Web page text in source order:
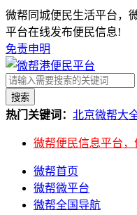
微帮同城便民生活平台，
平台在线发布便民信息!
免责申明
搜索
热门关键词： 北京微帮大
微帮便民信息平台
微帮首页
微帮微平台
微帮全国导航